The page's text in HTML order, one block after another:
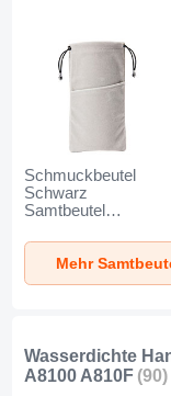
Schmuckbeutel
Schwarz
Samtbeutel
Universal K02 für
Samsung Galaxy
A8 2016 A8100
Wasserdichte
A8100 A810F (90)